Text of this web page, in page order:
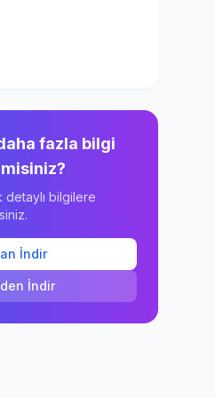
fazla bilgi
detaylı bilgilere
İndir
İndir